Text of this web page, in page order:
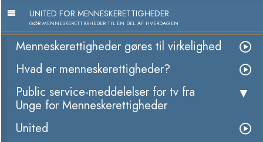
UNITED FOR MENNESKERETTIGHEDER
GØR MENNESKERETTIGHEDER TIL EN DEL AF HVERDAGEN
Menneskerettigheder gøres til virkelighed
Hvad er menneskerettigheder?
Public service-meddelelser for tv fra
Unge for Menneskerettigheder
United